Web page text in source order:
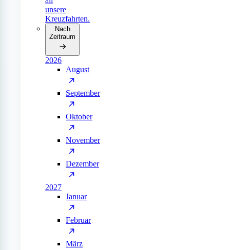
unsere
Kreuzfahrten.
Nach
Zeitraum
2026
August
September
Oktober
November
Dezember
2027
Januar
Februar
März